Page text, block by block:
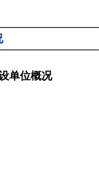
单位概况